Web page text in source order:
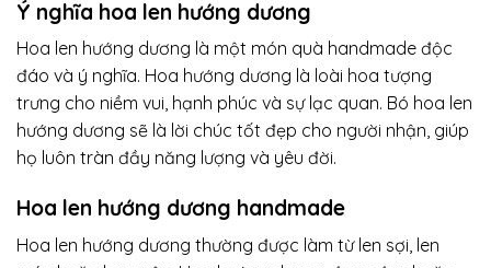
Ý nghĩa hoa len hướng dương
Hoa len hướng dương là một món quà handmade độc
đáo và ý nghĩa. Hoa hướng dương là loài hoa tượng
trưng cho niềm vui, hạnh phúc và sự lạc quan. Bó hoa len
hướng dương sẽ là lời chúc tốt đẹp cho người nhận, giúp
họ luôn tràn đầy năng lượng và yêu đời.
Hoa len hướng dương handmade
Hoa len hướng dương thường được làm từ len sợi, len